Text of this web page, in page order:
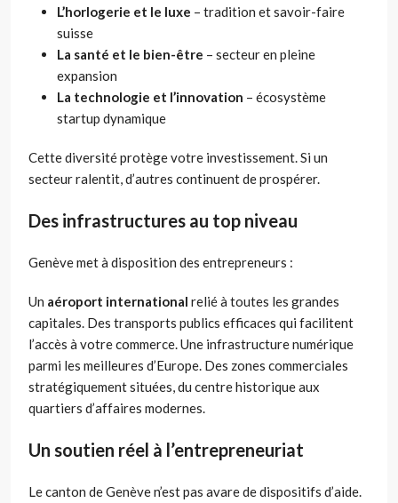
L’horlogerie et le luxe – tradition et savoir-faire
suisse
La santé et le bien-être – secteur en pleine
expansion
La technologie et l’innovation – écosystème
startup dynamique
Cette diversité protège votre investissement. Si un
secteur ralentit, d’autres continuent de prospérer.
Des infrastructures au top niveau
Genève met à disposition des entrepreneurs :
Un aéroport international relié à toutes les grandes
capitales. Des transports publics efficaces qui facilitent
l’accès à votre commerce. Une infrastructure numérique
parmi les meilleures d’Europe. Des zones commerciales
stratégiquement situées, du centre historique aux
quartiers d’affaires modernes.
Un soutien réel à l’entrepreneuriat
Le canton de Genève n’est pas avare de dispositifs d’aide.